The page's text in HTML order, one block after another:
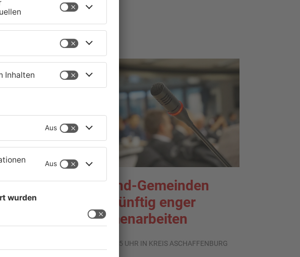
Kahlgrund-Gemeinden
wollen künftig enger
zusammenarbeiten
07.08.2026, 16:15 UHR IN KREIS ASCHAFFENBURG